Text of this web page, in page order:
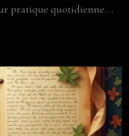
pratique quotidienne….